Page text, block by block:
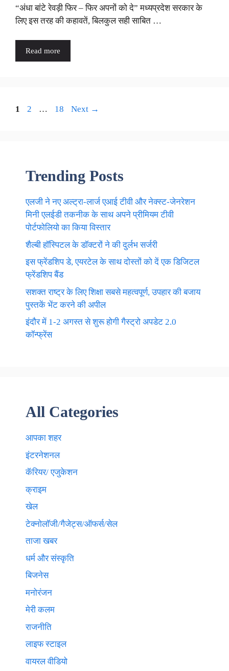
“अंधा बांटे रेवड़ी फिर – फिर अपनों को दे” मध्यप्रदेश सरकार के
लिए इस तरह की कहावतें, बिलकुल सही साबित …
Read more
Page
1 Page
2 … Page
18 Next →
Trending Posts
एलजी ने नए अल्ट्रा-लार्ज एआई टीवी और नेक्स्ट-जेनरेशन
मिनी एलईडी तकनीक के साथ अपने प्रीमियम टीवी
पोर्टफोलियो का किया विस्तार
शैल्बी हॉस्पिटल के डॉक्टरों ने की दुर्लभ सर्जरी
इस फ्रेंडशिप डे, एयरटेल के साथ दोस्तों को दें एक डिजिटल
फ्रेंडशिप बैंड
सशक्त राष्ट्र के लिए शिक्षा सबसे महत्वपूर्ण, उपहार की बजाय
पुस्तकें भेंट करने की अपील
इंदौर में 1-2 अगस्त से शुरू होगी गैस्ट्रो अपडेट 2.0
कॉन्फ्रेंस
All Categories
आपका शहर
इंटरनेशनल
कॅरियर/ एजुकेशन
क्राइम
खेल
टेक्नाेलाॅजी/गैजेट्स/ऑफर्स/सेल
ताजा खबर
धर्म और संस्कृति
बिजनेस
मनोरंजन
मेरी कलम
राजनीति
लाइफ स्टाइल
वायरल वीडियो